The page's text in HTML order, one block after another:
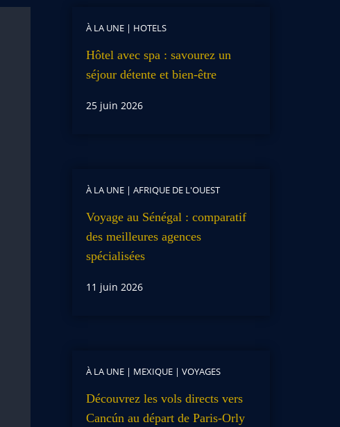
À LA UNE| HOTELS
Hôtel avec spa : savourez un
séjour détente et bien-être
25 juin 2026
À LA UNE| AFRIQUE DE L'OUEST
Voyage au Sénégal : comparatif
des meilleures agences
spécialisées
11 juin 2026
À LA UNE| MEXIQUE| VOYAGES
Découvrez les vols directs vers
Cancún au départ de Paris-Orly